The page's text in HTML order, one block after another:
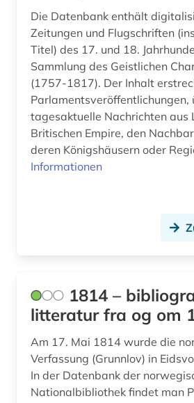
audioführung (1)
audiothek (1)
audiovisuelles material (2)
aufgebot (1)
aufklärung (10)
aufsatz (1)
augustinus (1)
auktionshaus (1)
aurelius (1)
ausbildung (2)
Die Datenbank enthält
Zeitungen und Flugschriften
Titel) des 17. und 18.
Sammlung des Geistlichen
(1757-1817). Der Inhalt
Parlamentsveröffentlichungen,
tagesaktuelle Nachrichten aus
Britischen Empire, den
deren Königshäusern oder
Informationen
1814 –
litteratur fra og om
Am 17. Mai 1814 wurde die
Verfassung (Grunnlov) in Eidsvoll
In der Datenbank der
Nationalbibliothek findet man